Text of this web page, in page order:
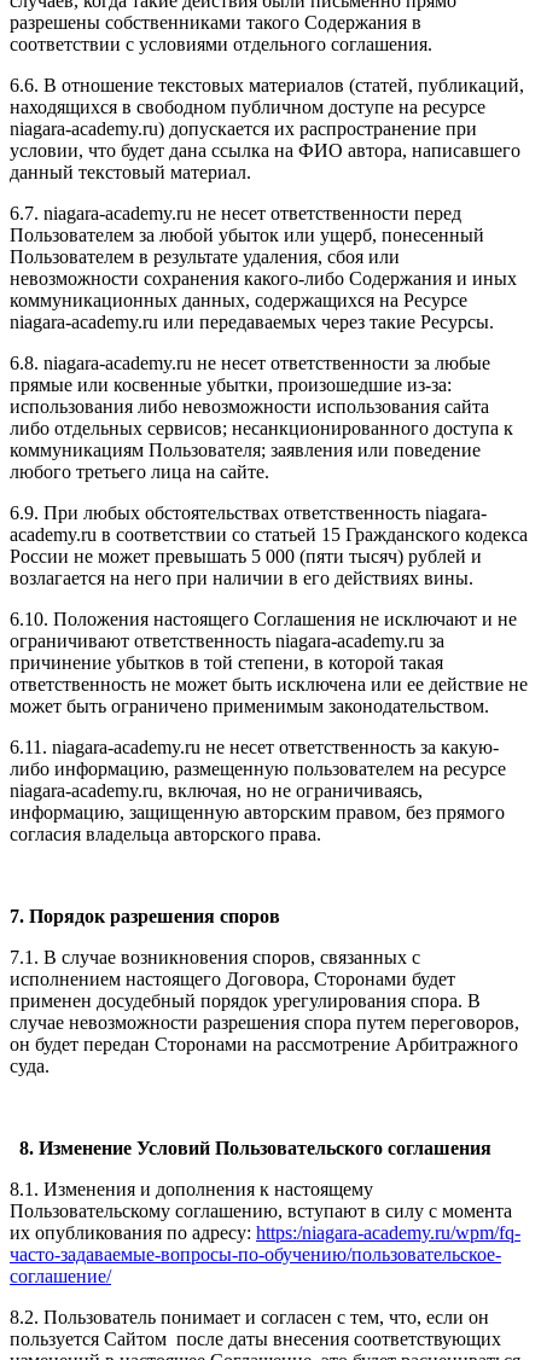
разрешены собственниками такого Содержания в
соответствии с условиями отдельного соглашения.
6.6. В отношение текстовых материалов (статей, публикаций,
находящихся в свободном публичном доступе на ресурсе
niagara-academy.ru) допускается их распространение при
условии, что будет дана ссылка на ФИО автора, написавшего
данный текстовый материал.
6.7. niagara-academy.ru не несет ответственности перед
Пользователем за любой убыток или ущерб, понесенный
Пользователем в результате удаления, сбоя или
невозможности сохранения какого-либо Содержания и иных
коммуникационных данных, содержащихся на Ресурсе
niagara-academy.ru или передаваемых через такие Ресурсы.
6.8. niagara-academy.ru не несет ответственности за любые
прямые или косвенные убытки, произошедшие из-за:
использования либо невозможности использования сайта
либо отдельных сервисов; несанкционированного доступа к
коммуникациям Пользователя; заявления или поведение
любого третьего лица на сайте.
6.9. При любых обстоятельствах ответственность niagara-
academy.ru в соответствии со статьей 15 Гражданского кодекса
России не может превышать 5 000 (пяти тысяч) рублей и
возлагается на него при наличии в его действиях вины.
6.10. Положения настоящего Соглашения не исключают и не
ограничивают ответственность niagara-academy.ru за
причинение убытков в той степени, в которой такая
ответственность не может быть исключена или ее действие не
может быть ограничено применимым законодательством.
6.11. niagara-academy.ru не несет ответственность за какую-
либо информацию, размещенную пользователем на ресурсе
niagara-academy.ru, включая, но не ограничиваясь,
информацию, защищенную авторским правом, без прямого
согласия владельца авторского права.
7. Порядок разрешения споров
7.1. В случае возникновения споров, связанных с
исполнением настоящего Договора, Сторонами будет
применен досудебный порядок урегулирования спора. В
случае невозможности разрешения спора путем переговоров,
он будет передан Сторонами на рассмотрение Арбитражного
суда.
8. Изменение Условий Пользовательского соглашения
8.1. Изменения и дополнения к настоящему
Пользовательскому соглашению, вступают в силу с момента
их опубликования по адресу: https:/niagara-academy.ru/wpm/fq-
часто-задаваемые-вопросы-по-обучению/пользовательское-
соглашение/
8.2. Пользователь понимает и согласен с тем, что, если он
пользуется Сайтом после даты внесения соответствующих